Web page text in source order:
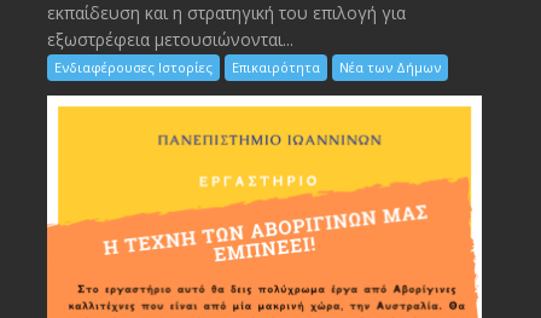
εκπαίδευση και η στρατηγική του επιλογή για
εξωστρέφεια μετουσιώνονται...
Ενδιαφέρουσες Ιστορίες Επικαιρότητα Νέα των Δήμων